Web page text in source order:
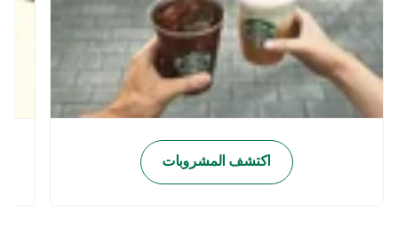
اكتشف المشروبات